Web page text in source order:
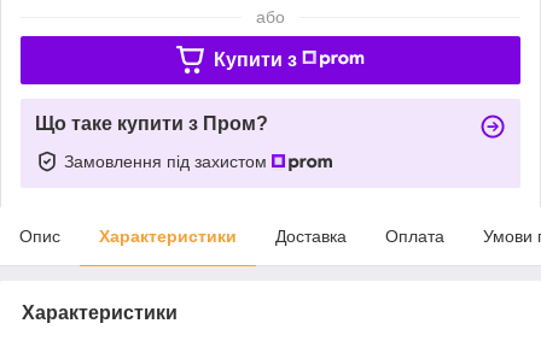
або
Купити з
Що таке купити з Пром?
Замовлення під захистом
Опис Характеристики Доставка Оплата Умови
Характеристики